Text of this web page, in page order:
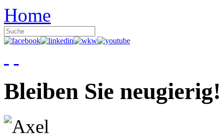
Home
Bleiben Sie neugierig!